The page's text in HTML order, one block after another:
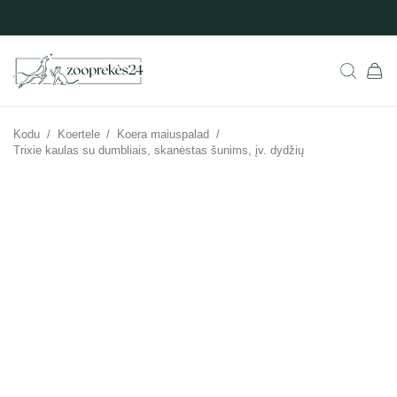
Kodu / Koertele / Koera maiuspalad /
Trixie kaulas su dumbliais, skanėstas šunims, įv. dydžių